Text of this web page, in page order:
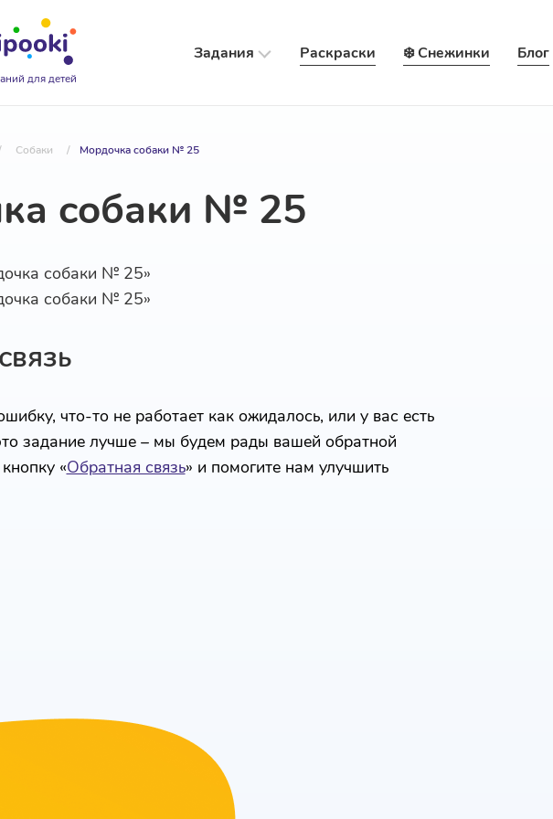
для детей
Задания Раскраски ❄️ Снежинки Блог
Собаки / Мордочка собаки № 25
собаки № 25
что-то не работает как ожидалось, или у вас есть
задание лучше – мы будем рады вашей обратной
«Обратная связь» и помогите нам улучшить